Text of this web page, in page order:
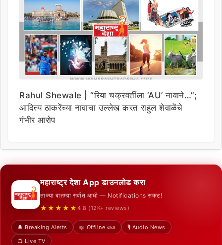
Rahul Shewale | “रिया चक्रवर्तीला ‘AU’ नावाने…”;
आदित्य ठाकरेंच्या नावाचा उल्लेख करत राहुल शेवाळेंचे
गंभीर आरोप
महाराष्ट्र देशा App डाउनलोड करा
ताज्या बातम्या सर्वात आधी — Notifications सकट!
★★★★★ 4.8 (12K+ reviews)
🔔 Breaking Alerts 📖 Offline वाचा
🎙️ Audio News
📺 Live TV